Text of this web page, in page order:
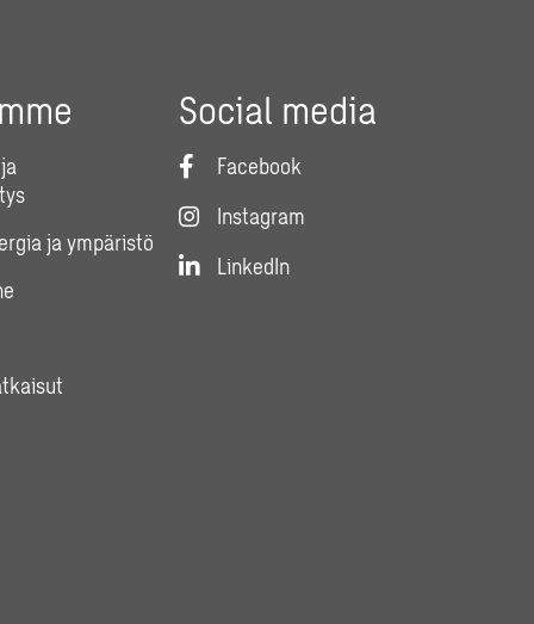
ja ympäristö
Social media
Facebook
Instagram
LinkedIn